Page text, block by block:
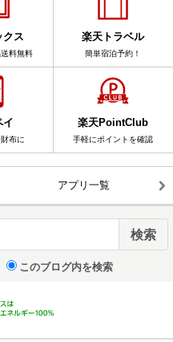
クス
料無料
楽天トラベル
簡単宿泊予約！
イ
布に
楽天PointClub
手軽にポイントを確認
アプリ一覧
このブログ内を検索